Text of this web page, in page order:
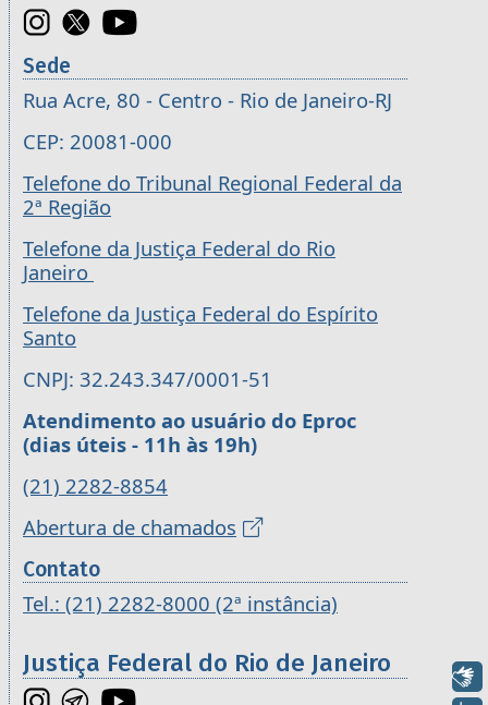
Sede
Rua Acre, 80 - Centro - Rio de Janeiro-RJ
CEP: 20081-000
Telefone do Tribunal Regional Federal da
2ª Região
Telefone da Justiça Federal do Rio
Janeiro
Telefone da Justiça Federal do Espírito
Santo
CNPJ: 32.243.347/0001-51
Atendimento ao usuário do Eproc
(dias úteis - 11h às 19h)
(21) 2282-8854
Abertura de chamados
Contato
Tel.: (21) 2282-8000 (2ª instância)
Justiça Federal do Rio de JaneiroLibras